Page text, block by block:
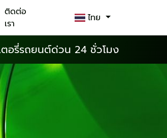
ติดต่อ
เรา
ไทย
ตอรี่รถยนต์ด่วน 24 ชั่วโมง